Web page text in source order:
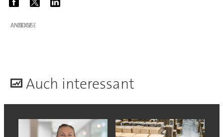
ANZEIGE
Auch interessant